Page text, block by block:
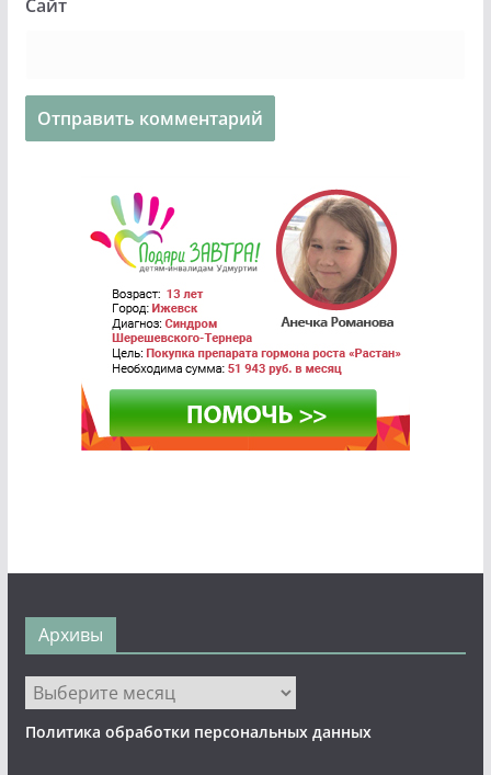
Сайт
Архивы
Архивы
Политика обработки персональных данных